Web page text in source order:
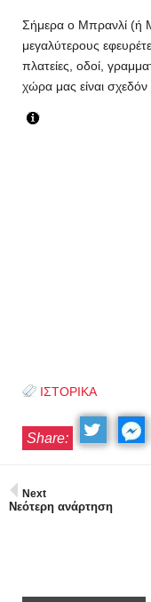
Σήμερα ο Μπρανλί (ή
μεγαλύτερους
πλατείες, οδοί,
χώρα μας είναι
ΙΣΤΟΡΙΚΑ
Share:
Next
Νεότερη ανάρτηση